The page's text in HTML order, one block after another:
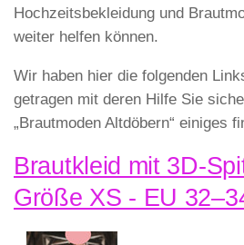
Hochzeitsbekleidung und
weiter helfen können.
Wir haben hier die folgenden
getragen mit deren Hilfe Sie
„Brautmoden Altdöbern“ einiges
Brautkleid mit 3D-
Größe XS - EU